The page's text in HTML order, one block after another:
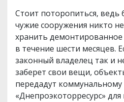
Стоит поторопиться, ведь
чужие сооружения никто
хранить
в течение шести месяцев.
законный владелец так и
заберет свои вещи,
передадут
«Днепроэкоторресурс»